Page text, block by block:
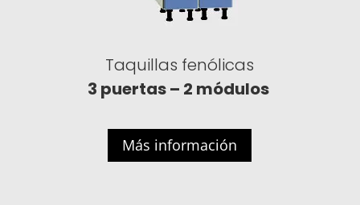
Taquillas fenólicas
3 puertas – 2 módulos
Más información